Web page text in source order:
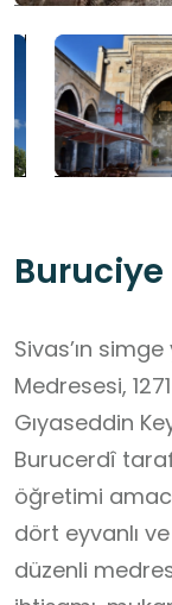
Sivas’ın
Medresesi,
Gıyaseddin
Burucerdî
öğretimi
dört eyvanlı
düzenli